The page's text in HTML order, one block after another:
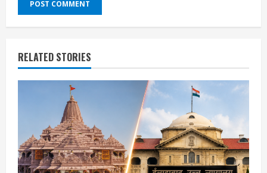
RELATED STORIES